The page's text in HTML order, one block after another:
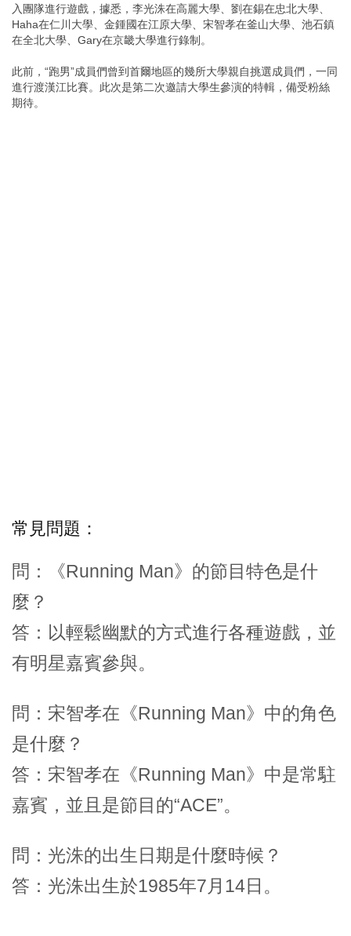
入團隊進行遊戲，據悉，李光洙在高麗大學、劉在錫在忠北大學、
Haha在仁川大學、金鍾國在江原大學、宋智孝在釜山大學、池石鎮
在全北大學、Gary在京畿大學進行錄制。
此前，“跑男”成員們曾到首爾地區的幾所大學親自挑選成員們，一同
進行渡漢江比賽。此次是第二次邀請大學生參演的特輯，備受粉絲
期待。
常見問題：
問：《Running Man》的節目特色是什
麼？
答：以輕鬆幽默的方式進行各種遊戲，並
有明星嘉賓參與。
問：宋智孝在《Running Man》中的角色
是什麼？
答：宋智孝在《Running Man》中是常駐
嘉賓，並且是節目的“ACE”。
問：光洙的出生日期是什麼時候？
答：光洙出生於1985年7月14日。